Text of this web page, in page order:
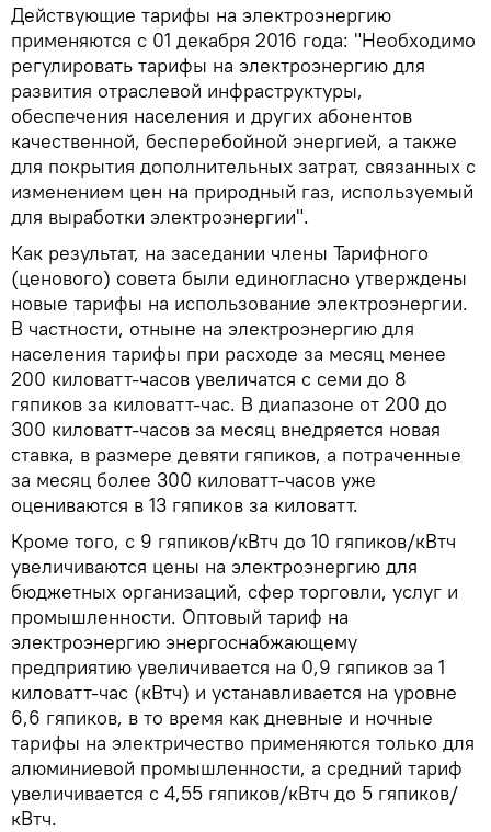
Действующие тарифы на электроэнергию
применяются с 01 декабря 2016 года: "Необходимо
регулировать тарифы на электроэнергию для
развития отраслевой инфраструктуры,
обеспечения населения и других абонентов
качественной, бесперебойной энергией, а также
для покрытия дополнительных затрат, связанных с
изменением цен на природный газ, используемый
для выработки электроэнергии".
Как результат, на заседании члены Тарифного
(ценового) совета были единогласно утверждены
новые тарифы на использование электроэнергии.
В частности, отныне на электроэнергию для
населения тарифы при расходе за месяц менее
200 киловатт-часов увеличатся с семи до 8
гяпиков за киловатт-час. В диапазоне от 200 до
300 киловатт-часов за месяц внедряется новая
ставка, в размере девяти гяпиков, а потраченные
за месяц более 300 киловатт-часов уже
оцениваются в 13 гяпиков за киловатт.
Кроме того, с 9 гяпиков/кВтч до 10 гяпиков/кВтч
увеличиваются цены на электроэнергию для
бюджетных организаций, сфер торговли, услуг и
промышленности. Оптовый тариф на
электроэнергию энергоснабжающему
предприятию увеличивается на 0,9 гяпиков за 1
киловатт-час (кВтч) и устанавливается на уровне
6,6 гяпиков, в то время как дневные и ночные
тарифы на электричество применяются только для
алюминиевой промышленности, а средний тариф
увеличивается с 4,55 гяпиков/кВтч до 5 гяпиков/
кВтч.